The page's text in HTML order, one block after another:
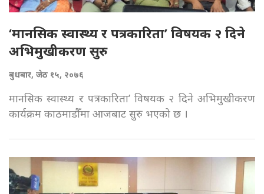
‘मानसिक स्वास्थ्य र पत्रकारिता’ विषयक २ दिने
अभिमुखीकरण सुरु
बुधबार, जेठ १५, २०७६
मानसिक स्वास्थ्य र पत्रकारिता’ विषयक २ दिने अभिमुखीकरण
कार्यक्रम काठमाडौँमा आजबाट सुरु भएको छ ।